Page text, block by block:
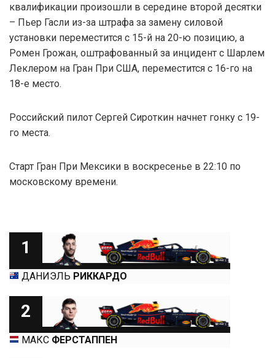
квалификации произошли в середине второй десятки
– Пьер Гасли из-за штрафа за замену силовой
установки переместится с 15-й на 20-ю позицию, а
Ромен Грожан, оштрафованный за инцидент с Шарлем
Леклером на Гран При США, переместится с 16-го на
18-е место.
Российский пилот Сергей Сироткин начнет гонку с 19-
го места.
Старт Гран При Мексики в воскресенье в 22:10 по
московскому времени.
1
ДАНИЭЛЬ РИККАРДО
2
МАКС ФЕРСТАППЕН